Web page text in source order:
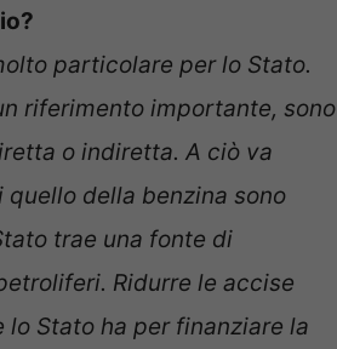
particolare per lo Stato.
riferimento importante, sono
o indiretta. A ciò va
della benzina sono
trae una fonte di
Ridurre le accise
Stato ha per finanziare la